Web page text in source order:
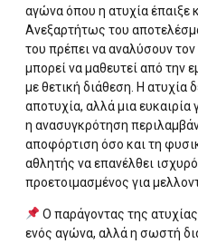
αγώνα όπου η ατυχία έπαιξε
Ανεξαρτήτως του
του πρέπει να αναλύσουν
μπορεί να μαθευτεί από την
με θετική διάθεση. Η ατυχία
αποτυχία, αλλά μια ευκαιρία
η ανασυγκρότηση
αποφόρτιση όσο και τη
αθλητής να επανέλθει
προετοιμασμένος για
Ο παράγοντας της
ενός αγώνα, αλλά η σωστή